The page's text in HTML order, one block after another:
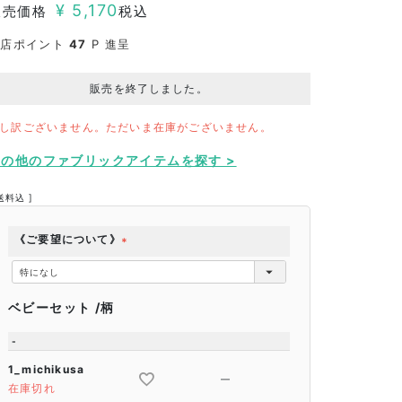
価格 ¥ 5,170税込
ポイント 47 P 進呈
販売を終了しました。
訳ございません。ただいま在庫がございません。
他のファブリックアイテムを探す >
料込
《ご要望について》
(
ベビーセット 柄
-
1_michikusa
在庫切れ
—